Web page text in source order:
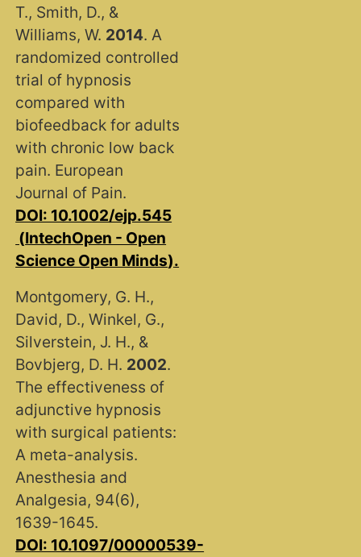
T., Smith, D., &
Williams, W. 2014. A
randomized controlled
trial of hypnosis
compared with
biofeedback for adults
with chronic low back
pain. European
Journal of Pain.
DOI: 10.1002/ejp.545​
(IntechOpen - Open
Science Open Minds)​.
Montgomery, G. H.,
David, D., Winkel, G.,
Silverstein, J. H., &
Bovbjerg, D. H. 2002.
The effectiveness of
adjunctive hypnosis
with surgical patients:
A meta-analysis.
Anesthesia and
Analgesia, 94(6),
1639-1645.
DOI: 10.1097/00000539-